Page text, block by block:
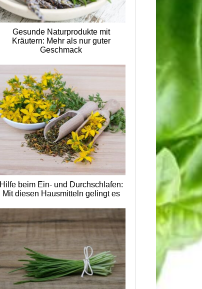
Gesunde Naturprodukte mit
Kräutern: Mehr als nur guter
Geschmack
Hilfe beim Ein- und Durchschlafen:
Mit diesen Hausmitteln gelingt es